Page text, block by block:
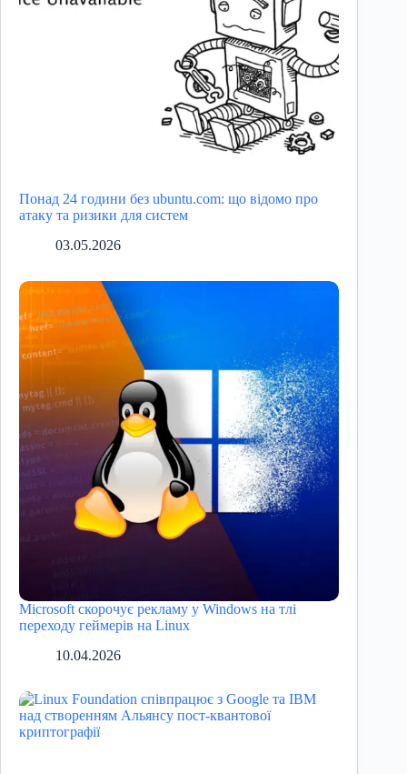
Понад 24 години без ubuntu.com: що відомо про
атаку та ризики для систем
03.05.2026
Microsoft скорочує рекламу у Windows на тлі
переходу геймерів на Linux
10.04.2026